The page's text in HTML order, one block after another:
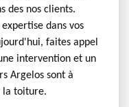
des nos clients.
dans vos
faites appel
intervention et un
Argelos sont à
la toiture.